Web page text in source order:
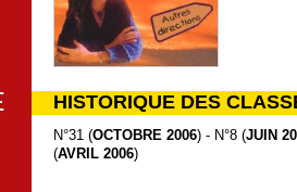
HISTORIQUE DES
N°31 (OCTOBRE 2006) - N°8 (JUIN
(AVRIL 2006)